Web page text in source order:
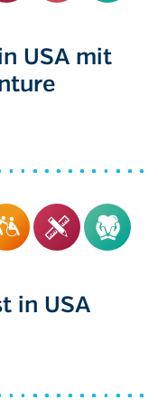
USA mit
in USA